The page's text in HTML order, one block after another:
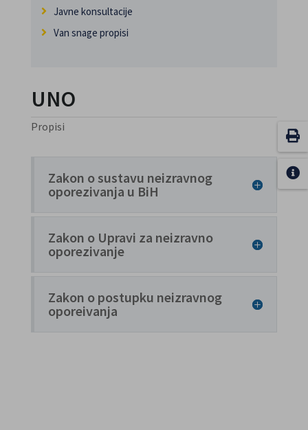
Javne konsultacije
Van snage propisi
UNO
Propisi
Zakon o sustavu neizravnog
oporezivanja u BiH
Zakon o Upravi za neizravno
oporezivanje
Zakon o postupku neizravnog
oporeivanja